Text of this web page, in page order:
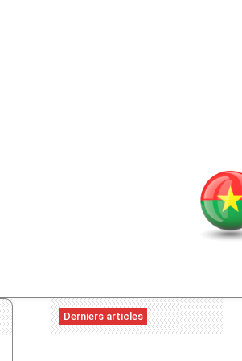
Derniers articles